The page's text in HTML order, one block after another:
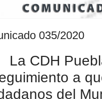
035/2020
La CDH
a
del